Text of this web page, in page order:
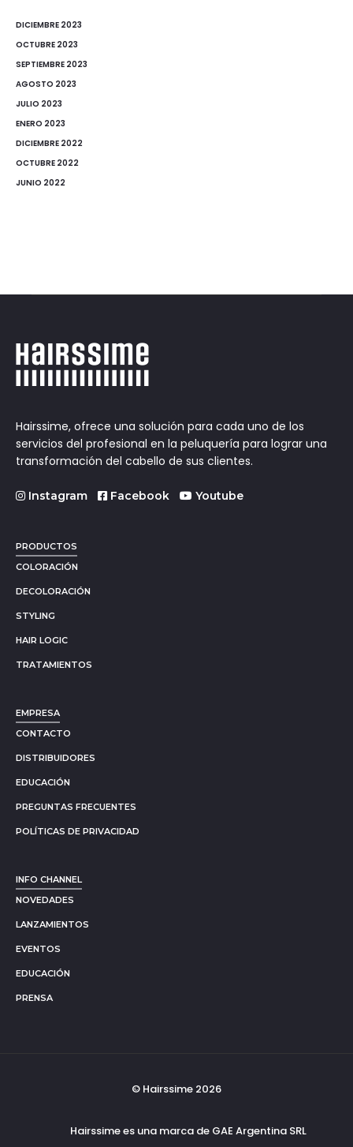
DICIEMBRE 2023
OCTUBRE 2023
SEPTIEMBRE 2023
AGOSTO 2023
JULIO 2023
ENERO 2023
DICIEMBRE 2022
OCTUBRE 2022
JUNIO 2022
Hairssime, ofrece una solución para cada uno de los
servicios del profesional en la peluquería para lograr una
transformación del cabello de sus clientes.
Instagram Facebook Youtube
PRODUCTOS
COLORACIÓN
DECOLORACIÓN
STYLING
HAIR LOGIC
TRATAMIENTOS
EMPRESA
CONTACTO
DISTRIBUIDORES
EDUCACIÓN
PREGUNTAS FRECUENTES
POLÍTICAS DE PRIVACIDAD
INFO CHANNEL
NOVEDADES
LANZAMIENTOS
EVENTOS
EDUCACIÓN
PRENSA
© Hairssime 2026
Hairssime es una marca de GAE Argentina SRL